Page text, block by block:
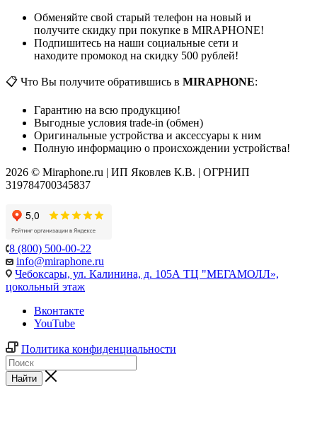
Обменяйте свой старый телефон на новый и
получите скидку при покупке в MIRAPHONE!
Подпишитесь на наши социальные сети и
находите промокод на скидку 500 рублей!
📋 Что Вы получите обратившись в MIRAPHONE:
Гарантию на всю продукцию!
Выгодные условия trade-in (обмен)
Оригинальные устройства и аксессуары к ним
Полную информацию о происхождении устройства!
2026 © Miraphone.ru | ИП Яковлев К.В. | ОГРНИП
319784700345837
8 (800) 500-00-22
info@miraphone.ru
Чебоксары, ул. Калинина, д. 105А ТЦ "МЕГАМОЛЛ»,
цокольный этаж
Вконтакте
YouTube
Политика конфиденциальности
Найти